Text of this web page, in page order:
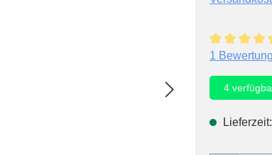
1 Bewertung
4